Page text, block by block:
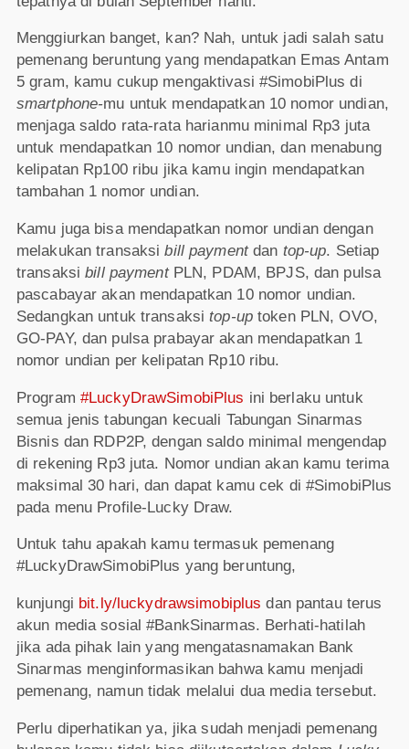
Menggiurkan banget, kan? Nah, untuk jadi salah satu
pemenang beruntung yang mendapatkan Emas Antam
5 gram, kamu cukup mengaktivasi #SimobiPlus di
smartphone-mu untuk mendapatkan 10 nomor undian,
menjaga saldo rata-rata harianmu minimal Rp3 juta
untuk mendapatkan 10 nomor undian, dan menabung
kelipatan Rp100 ribu jika kamu ingin mendapatkan
tambahan 1 nomor undian.
Kamu juga bisa mendapatkan nomor undian dengan
melakukan transaksibill paymentdan top-up. Setiap
transaksi bill payment PLN, PDAM, BPJS, dan pulsa
pascabayar akan mendapatkan 10 nomor undian.
Sedangkan untuk transaksi top-uptoken PLN, OVO,
GO-PAY, dan pulsa prabayar akan mendapatkan 1
nomor undian per kelipatan Rp10 ribu.
Program #LuckyDrawSimobiPlus ini berlaku untuk
semua jenis tabungan kecuali Tabungan Sinarmas
Bisnis dan RDP2P, dengan saldo minimal mengendap
di rekening Rp3 juta. Nomor undian akan kamu terima
maksimal 30 hari, dan dapat kamu cek di #SimobiPlus
pada menu Profile-Lucky Draw.
Untuk tahu apakah kamu termasuk pemenang
#LuckyDrawSimobiPlus yang beruntung,
kunjungi bit.ly/luckydrawsimobiplus dan pantau terus
akun media sosial #BankSinarmas. Berhati-hatilah
jika ada pihak lain yang mengatasnamakan Bank
Sinarmas menginformasikan bahwa kamu menjadi
pemenang, namun tidak melalui dua media tersebut.
Perlu diperhatikan ya, jika sudah menjadi pemenang